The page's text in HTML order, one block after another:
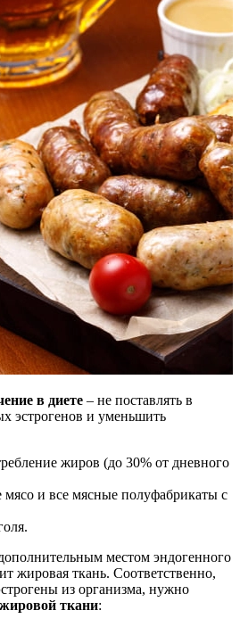
в диете – не поставлять в
эстрогенов и уменьшить
жиров (до 30% от дневного
и все мясные полуфабрикаты с
местом эндогенного
жировая ткань. Соответственно,
из организма, нужно
ткани: